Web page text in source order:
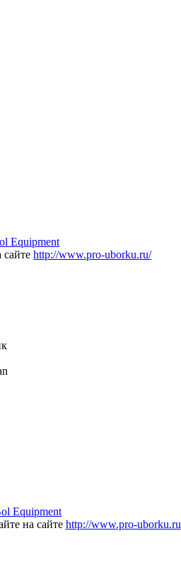
Equipment
http://www.pro-uborku.ru/
Equipment
на сайте http://www.pro-uborku.ru